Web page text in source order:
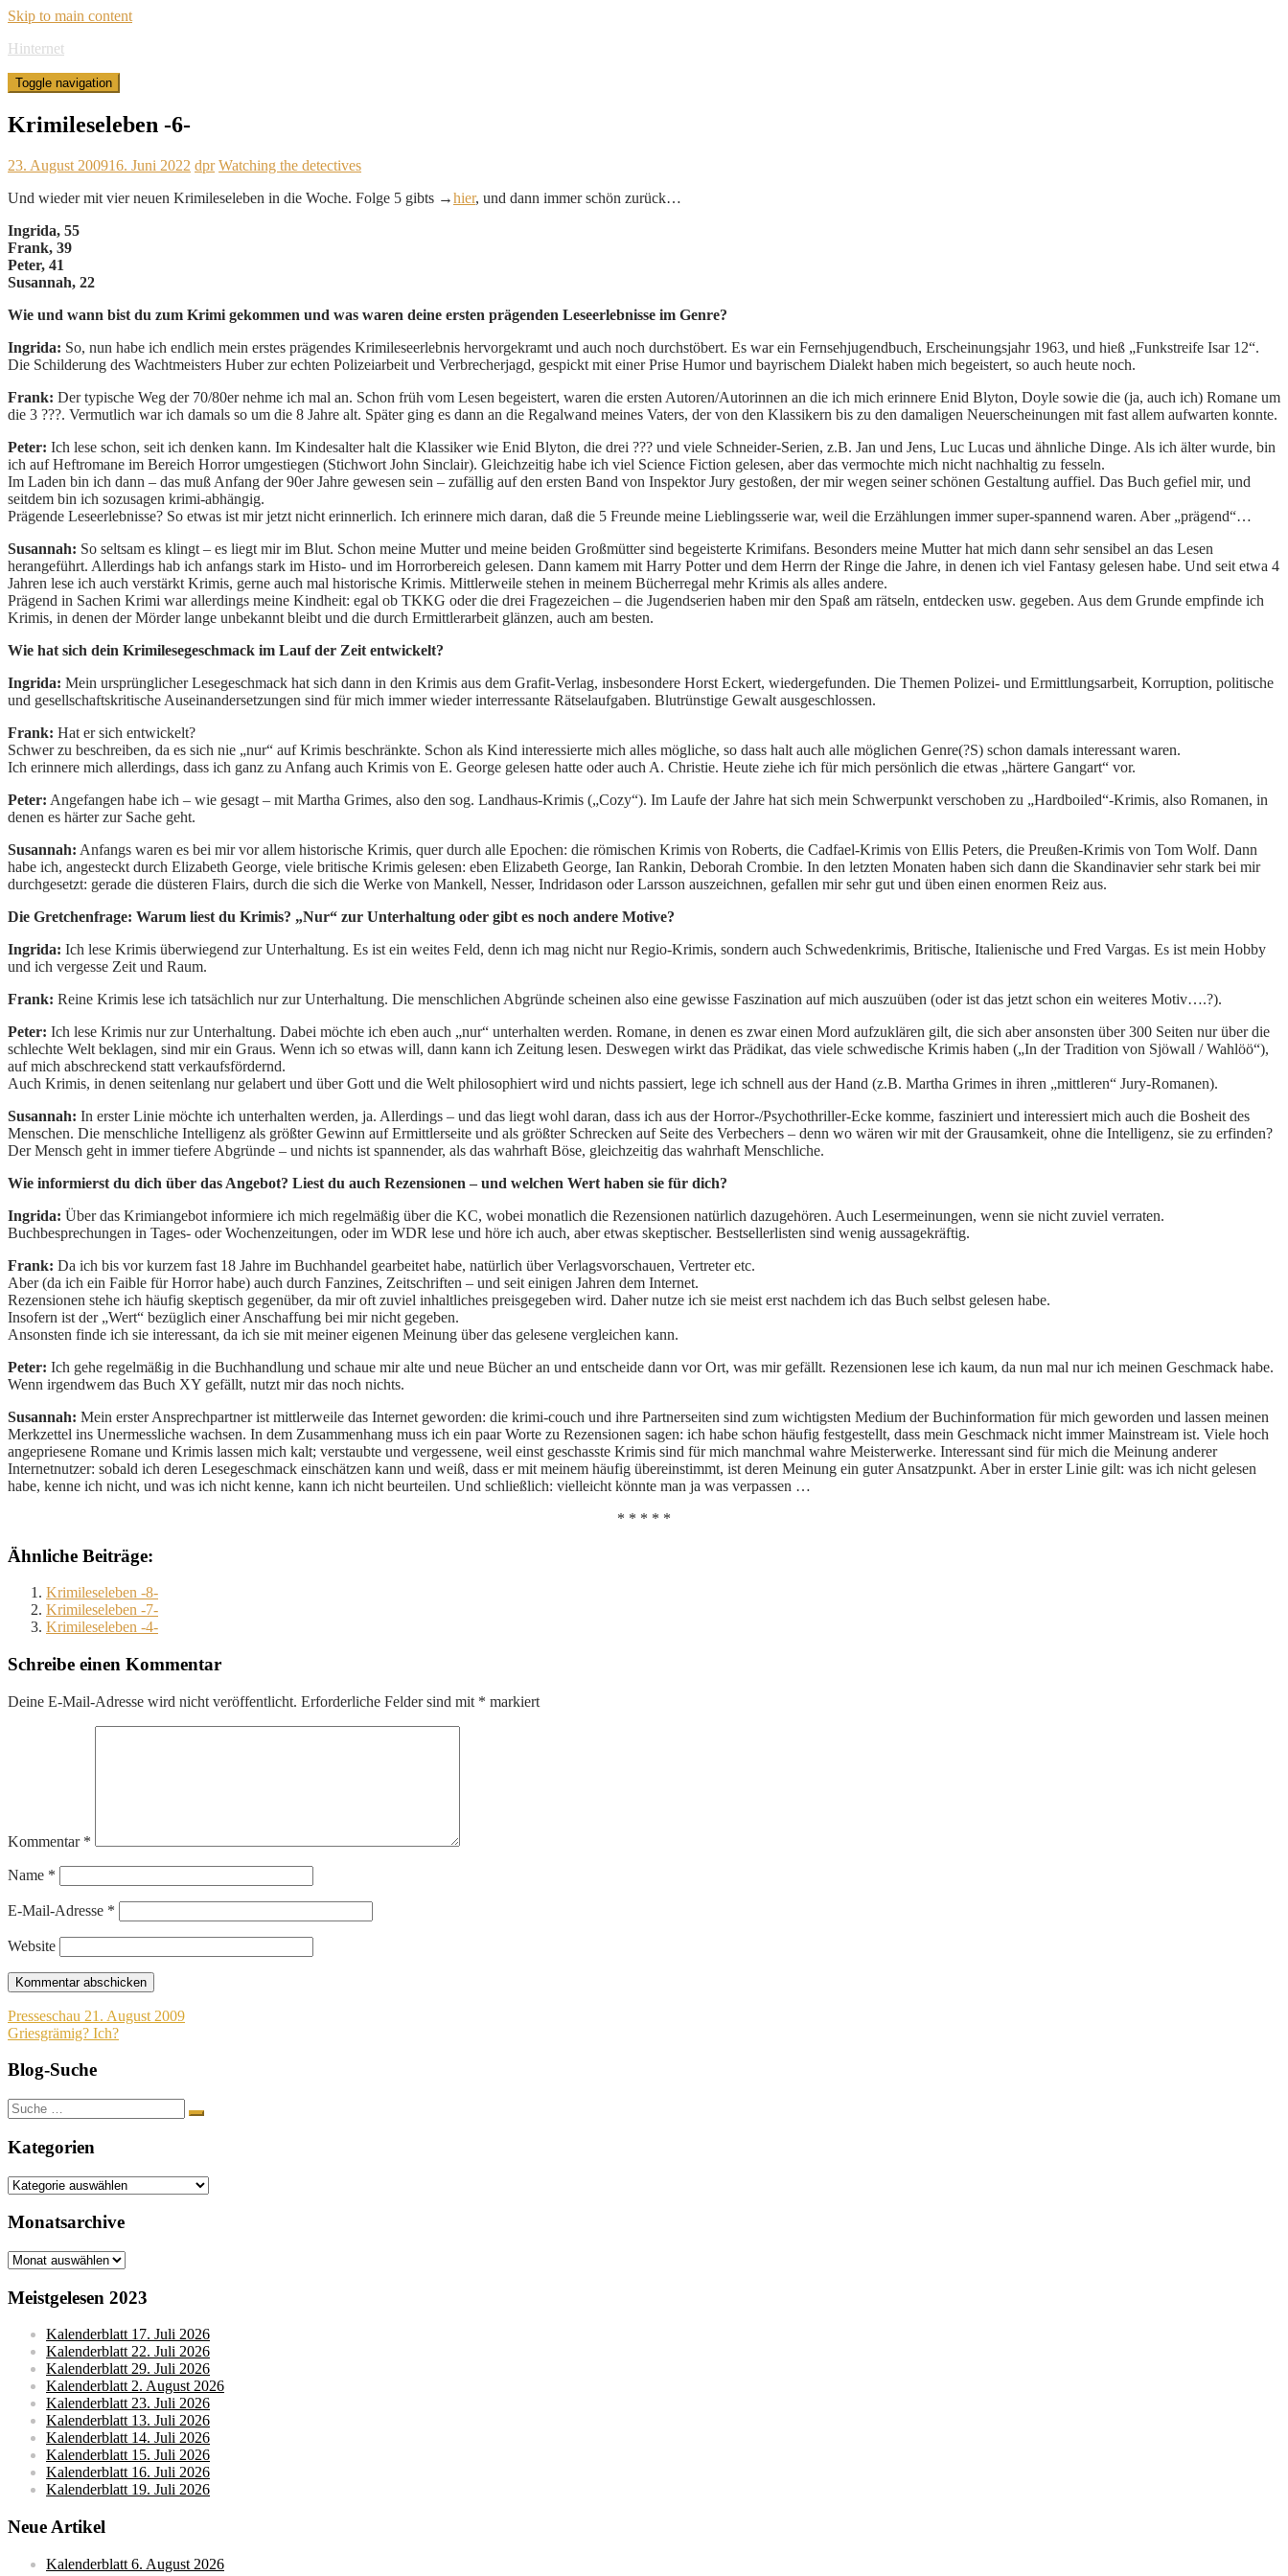
Skip to main content
Hinternet
Toggle navigation
Krimileseleben -6-
23. August 200916. Juni 2022 dpr Watching the detectives
Und wieder mit vier neuen Krimileseleben in die Woche. Folge 5 gibts →hier, und dann immer schön zurück…
Ingrida, 55
Frank, 39
Peter, 41
Susannah, 22
Wie und wann bist du zum Krimi gekommen und was waren deine ersten prägenden Leseerlebnisse im Genre?
Ingrida: So, nun habe ich endlich mein erstes prägendes Krimileseerlebnis hervorgekramt und auch noch durchstöbert. Es war ein Fernsehjugendbuch, Erscheinungsjahr 1963, und hieß „Funkstreife Isar 12“.
Die Schilderung des Wachtmeisters Huber zur echten Polizeiarbeit und Verbrecherjagd, gespickt mit einer Prise Humor und bayrischem Dialekt haben mich begeistert, so auch heute noch.
Frank: Der typische Weg der 70/80er nehme ich mal an. Schon früh vom Lesen begeistert, waren die ersten Autoren/Autorinnen an die ich mich erinnere Enid Blyton, Doyle sowie die (ja, auch ich) Romane um
die 3 ???. Vermutlich war ich damals so um die 8 Jahre alt. Später ging es dann an die Regalwand meines Vaters, der von den Klassikern bis zu den damaligen Neuerscheinungen mit fast allem aufwarten konnte.
Peter: Ich lese schon, seit ich denken kann. Im Kindesalter halt die Klassiker wie Enid Blyton, die drei ??? und viele Schneider-Serien, z.B. Jan und Jens, Luc Lucas und ähnliche Dinge. Als ich älter wurde, bin
ich auf Heftromane im Bereich Horror umgestiegen (Stichwort John Sinclair). Gleichzeitig habe ich viel Science Fiction gelesen, aber das vermochte mich nicht nachhaltig zu fesseln.
Im Laden bin ich dann – das muß Anfang der 90er Jahre gewesen sein – zufällig auf den ersten Band von Inspektor Jury gestoßen, der mir wegen seiner schönen Gestaltung auffiel. Das Buch gefiel mir, und
seitdem bin ich sozusagen krimi-abhängig.
Prägende Leseerlebnisse? So etwas ist mir jetzt nicht erinnerlich. Ich erinnere mich daran, daß die 5 Freunde meine Lieblingsserie war, weil die Erzählungen immer super-spannend waren. Aber „prägend“…
Susannah: So seltsam es klingt – es liegt mir im Blut. Schon meine Mutter und meine beiden Großmütter sind begeisterte Krimifans. Besonders meine Mutter hat mich dann sehr sensibel an das Lesen
herangeführt. Allerdings hab ich anfangs stark im Histo- und im Horrorbereich gelesen. Dann kamem mit Harry Potter und dem Herrn der Ringe die Jahre, in denen ich viel Fantasy gelesen habe. Und seit etwa 4
Jahren lese ich auch verstärkt Krimis, gerne auch mal historische Krimis. Mittlerweile stehen in meinem Bücherregal mehr Krimis als alles andere.
Prägend in Sachen Krimi war allerdings meine Kindheit: egal ob TKKG oder die drei Fragezeichen – die Jugendserien haben mir den Spaß am rätseln, entdecken usw. gegeben. Aus dem Grunde empfinde ich
Krimis, in denen der Mörder lange unbekannt bleibt und die durch Ermittlerarbeit glänzen, auch am besten.
Wie hat sich dein Krimilesegeschmack im Lauf der Zeit entwickelt?
Ingrida: Mein ursprünglicher Lesegeschmack hat sich dann in den Krimis aus dem Grafit-Verlag, insbesondere Horst Eckert, wiedergefunden. Die Themen Polizei- und Ermittlungsarbeit, Korruption, politische
und gesellschaftskritische Auseinandersetzungen sind für mich immer wieder interressante Rätselaufgaben. Blutrünstige Gewalt ausgeschlossen.
Frank: Hat er sich entwickelt?
Schwer zu beschreiben, da es sich nie „nur“ auf Krimis beschränkte. Schon als Kind interessierte mich alles mögliche, so dass halt auch alle möglichen Genre(?S) schon damals interessant waren.
Ich erinnere mich allerdings, dass ich ganz zu Anfang auch Krimis von E. George gelesen hatte oder auch A. Christie. Heute ziehe ich für mich persönlich die etwas „härtere Gangart“ vor.
Peter: Angefangen habe ich – wie gesagt – mit Martha Grimes, also den sog. Landhaus-Krimis („Cozy“). Im Laufe der Jahre hat sich mein Schwerpunkt verschoben zu „Hardboiled“-Krimis, also Romanen, in
denen es härter zur Sache geht.
Susannah: Anfangs waren es bei mir vor allem historische Krimis, quer durch alle Epochen: die römischen Krimis von Roberts, die Cadfael-Krimis von Ellis Peters, die Preußen-Krimis von Tom Wolf. Dann
habe ich, angesteckt durch Elizabeth George, viele britische Krimis gelesen: eben Elizabeth George, Ian Rankin, Deborah Crombie. In den letzten Monaten haben sich dann die Skandinavier sehr stark bei mir
durchgesetzt: gerade die düsteren Flairs, durch die sich die Werke von Mankell, Nesser, Indridason oder Larsson auszeichnen, gefallen mir sehr gut und üben einen enormen Reiz aus.
Die Gretchenfrage: Warum liest du Krimis? „Nur“ zur Unterhaltung oder gibt es noch andere Motive?
Ingrida: Ich lese Krimis überwiegend zur Unterhaltung. Es ist ein weites Feld, denn ich mag nicht nur Regio-Krimis, sondern auch Schwedenkrimis, Britische, Italienische und Fred Vargas. Es ist mein Hobby
und ich vergesse Zeit und Raum.
Frank: Reine Krimis lese ich tatsächlich nur zur Unterhaltung. Die menschlichen Abgründe scheinen also eine gewisse Faszination auf mich auszuüben (oder ist das jetzt schon ein weiteres Motiv….?).
Peter: Ich lese Krimis nur zur Unterhaltung. Dabei möchte ich eben auch „nur“ unterhalten werden. Romane, in denen es zwar einen Mord aufzuklären gilt, die sich aber ansonsten über 300 Seiten nur über die
schlechte Welt beklagen, sind mir ein Graus. Wenn ich so etwas will, dann kann ich Zeitung lesen. Deswegen wirkt das Prädikat, das viele schwedische Krimis haben („In der Tradition von Sjöwall / Wahlöö“),
auf mich abschreckend statt verkaufsfördernd.
Auch Krimis, in denen seitenlang nur gelabert und über Gott und die Welt philosophiert wird und nichts passiert, lege ich schnell aus der Hand (z.B. Martha Grimes in ihren „mittleren“ Jury-Romanen).
Susannah: In erster Linie möchte ich unterhalten werden, ja. Allerdings – und das liegt wohl daran, dass ich aus der Horror-/Psychothriller-Ecke komme, fasziniert und interessiert mich auch die Bosheit des
Menschen. Die menschliche Intelligenz als größter Gewinn auf Ermittlerseite und als größter Schrecken auf Seite des Verbechers – denn wo wären wir mit der Grausamkeit, ohne die Intelligenz, sie zu erfinden?
Der Mensch geht in immer tiefere Abgründe – und nichts ist spannender, als das wahrhaft Böse, gleichzeitig das wahrhaft Menschliche.
Wie informierst du dich über das Angebot? Liest du auch Rezensionen – und welchen Wert haben sie für dich?
Ingrida: Über das Krimiangebot informiere ich mich regelmäßig über die KC, wobei monatlich die Rezensionen natürlich dazugehören. Auch Lesermeinungen, wenn sie nicht zuviel verraten.
Buchbesprechungen in Tages- oder Wochenzeitungen, oder im WDR lese und höre ich auch, aber etwas skeptischer. Bestsellerlisten sind wenig aussagekräftig.
Frank: Da ich bis vor kurzem fast 18 Jahre im Buchhandel gearbeitet habe, natürlich über Verlagsvorschauen, Vertreter etc.
Aber (da ich ein Faible für Horror habe) auch durch Fanzines, Zeitschriften – und seit einigen Jahren dem Internet.
Rezensionen stehe ich häufig skeptisch gegenüber, da mir oft zuviel inhaltliches preisgegeben wird. Daher nutze ich sie meist erst nachdem ich das Buch selbst gelesen habe.
Insofern ist der „Wert“ bezüglich einer Anschaffung bei mir nicht gegeben.
Ansonsten finde ich sie interessant, da ich sie mit meiner eigenen Meinung über das gelesene vergleichen kann.
Peter: Ich gehe regelmäßig in die Buchhandlung und schaue mir alte und neue Bücher an und entscheide dann vor Ort, was mir gefällt. Rezensionen lese ich kaum, da nun mal nur ich meinen Geschmack habe.
Wenn irgendwem das Buch XY gefällt, nutzt mir das noch nichts.
Susannah: Mein erster Ansprechpartner ist mittlerweile das Internet geworden: die krimi-couch und ihre Partnerseiten sind zum wichtigsten Medium der Buchinformation für mich geworden und lassen meinen
Merkzettel ins Unermessliche wachsen. In dem Zusammenhang muss ich ein paar Worte zu Rezensionen sagen: ich habe schon häufig festgestellt, dass mein Geschmack nicht immer Mainstream ist. Viele hoch
angepriesene Romane und Krimis lassen mich kalt; verstaubte und vergessene, weil einst geschasste Krimis sind für mich manchmal wahre Meisterwerke. Interessant sind für mich die Meinung anderer
Internetnutzer: sobald ich deren Lesegeschmack einschätzen kann und weiß, dass er mit meinem häufig übereinstimmt, ist deren Meinung ein guter Ansatzpunkt. Aber in erster Linie gilt: was ich nicht gelesen
habe, kenne ich nicht, und was ich nicht kenne, kann ich nicht beurteilen. Und schließlich: vielleicht könnte man ja was verpassen …
* * * * *
Ähnliche Beiträge:
Krimileseleben -8-
Krimileseleben -7-
Krimileseleben -4-
Schreibe einen Kommentar
Deine E-Mail-Adresse wird nicht veröffentlicht. Erforderliche Felder sind mit * markiert
Kommentar *
Name *
E-Mail-Adresse *
Website
Beitragsnavigation
Presseschau 21. August 2009
Griesgrämig? Ich?
Blog-Suche
Suche
nach:
Kategorien
Kategorien
Monatsarchive
Monatsarchive
Meistgelesen 2023
Kalenderblatt 17. Juli 2026
Kalenderblatt 22. Juli 2026
Kalenderblatt 29. Juli 2026
Kalenderblatt 2. August 2026
Kalenderblatt 23. Juli 2026
Kalenderblatt 13. Juli 2026
Kalenderblatt 14. Juli 2026
Kalenderblatt 15. Juli 2026
Kalenderblatt 16. Juli 2026
Kalenderblatt 19. Juli 2026
Neue Artikel
Kalenderblatt 6. August 2026